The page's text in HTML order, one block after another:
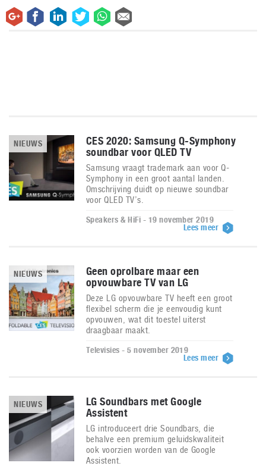
NIEUWS
CES 2020: Samsung Q-Symphony
soundbar voor QLED TV
Samsung vraagt trademark aan voor Q-
Symphony in een groot aantal landen.
Omschrijving duidt op nieuwe soundbar
voor QLED TV’s.
Speakers & HiFi - 19 november 2019
Lees meer
NIEUWS
Geen oprolbare maar een
opvouwbare TV van LG
Deze LG opvouwbare TV heeft een groot
flexibel scherm die je eenvoudig kunt
opvouwen, wat dit toestel uiterst
draagbaar maakt.
Televisies - 5 november 2019
Lees meer
NIEUWS
LG Soundbars met Google
Assistent
LG introduceert drie Soundbars, die
behalve een premium geluidskwaliteit
ook voorzien worden van de Google
Assistent.